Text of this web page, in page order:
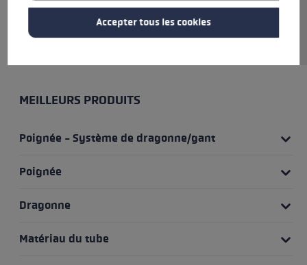
à une taille de 35 cm. Testez le
compagnon de voyage optimal
et expérimentez l'excellence !
MEILLEURS PRODUITS
Poignée - Système de dragonne/gant
Poignée
Dragonne
Matériau du tube
Accepter tous les cookies